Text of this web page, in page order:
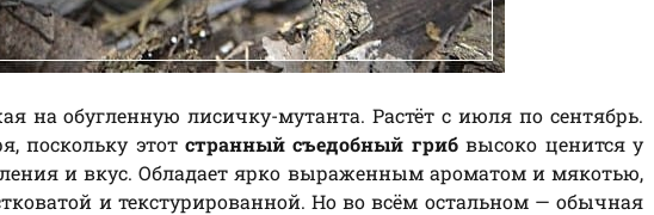
на обугленную лисичку-мутанта. Растёт с июля по сентябрь.
поскольку этотстранный съедобный грибвысоко ценится у
и вкус. Обладает ярко выраженным ароматом и мякотью,
и текстурированной. Но во всём остальном — обычная